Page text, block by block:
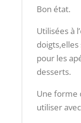
Bon état.
Utilisées à
doigts,elles
pour les
desserts.
Une forme
utiliser